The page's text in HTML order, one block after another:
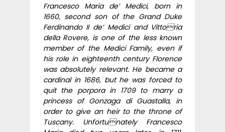
Francesco Maria de’ Medici, born in
1660, second son of the Grand Duke
Ferdinando II de’ Medici and Vittoria
della Rovere, is one of the less known
member of the Medici Family, even if
his role in eighteenth century Florence
was absolutely relevant. He became a
cardinal in 1686, but he was forced to
quit the porpora in 1709 to marry a
princess of Gonzaga di Guastalla, in
order to give an heir to the throne of
Tuscany. Unfortunately Francesco